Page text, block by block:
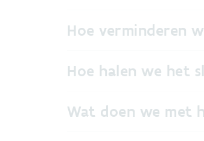
Hoe verminderen
Hoe halen we het
Wat doen we met